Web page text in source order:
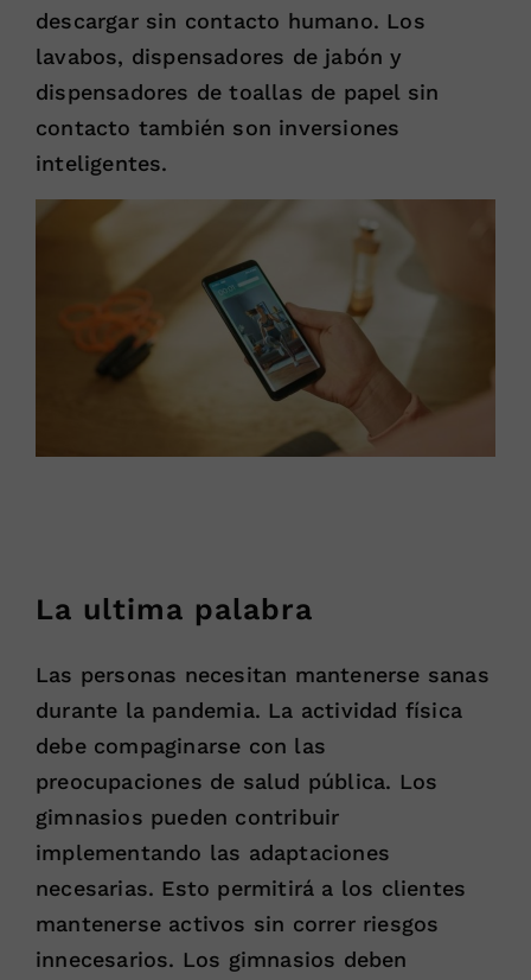
descargar sin contacto humano. Los
lavabos, dispensadores de jabón y
dispensadores de toallas de papel sin
contacto también son inversiones
inteligentes.
La ultima palabra
Las personas necesitan mantenerse sanas
durante la pandemia. La actividad física
debe compaginarse con las
preocupaciones de salud pública. Los
gimnasios pueden contribuir
implementando las adaptaciones
necesarias. Esto permitirá a los clientes
mantenerse activos sin correr riesgos
innecesarios. Los gimnasios deben